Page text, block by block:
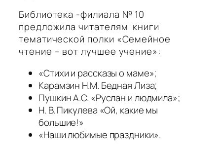
Библиотека -филиала № 10
предложила читателям книги
тематической полки «Семейное
чтение – вот лучшее учение»:
«Стихи и рассказы о маме»;
Карамзин Н.М. Бедная Лиза;
Пушкин А.С. «Руслан и людмила»;
Н. В. Пикулева «Ой, какие мы
большие!»
«Наши любимые праздники».